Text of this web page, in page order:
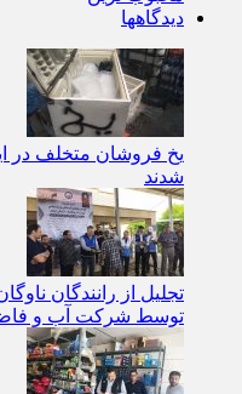
دیدگاهها
یخ‌ فروشان متخلف در
شدند
توسط شرکت آب و